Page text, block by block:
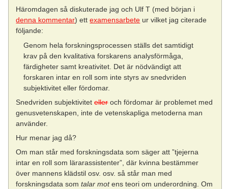
Häromdagen så diskuterade jag och Ulf T (med början i
denna kommentar) ettexamensarbete ur vilket jag citerade
följande:
Genom hela forskningsprocessen ställs det samtidigt
krav på den kvalitativa forskarens analysförmåga,
färdigheter samt kreativitet. Det är nödvändigt att
forskaren intar en roll som inte styrs av snedvriden
subjektivitet eller fördomar.
Snedvriden subjektivitetelleroch fördomar är problemet med
genusvetenskapen, inte de vetenskapliga metoderna man
använder.
Hur menar jag då?
Om man står med forskningsdata som säger att ”tjejerna
intar en roll som lärarassistenter”, där kvinna bestämmer
över mannens klädstil osv. osv. så står man med
forskningsdata somtalar motens teori om underordning. Om